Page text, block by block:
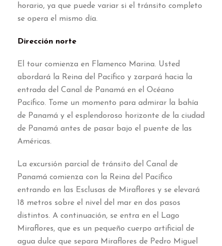
horario, ya que puede variar si el tránsito completo
se opera el mismo día.
Dirección norte
El tour comienza en Flamenco Marina. Usted
abordará la Reina del Pacífico y zarpará hacia la
entrada del Canal de Panamá en el Océano
Pacífico.
Tome un momento para admirar la bahía
de Panamá y el esplendoroso horizonte de la ciudad
de Panamá antes de pasar bajo el puente de las
Américas.
La excursión parcial de tránsito del Canal de
Panamá comienza con la Reina del Pacífico
entrando en las Esclusas de Miraflores y se elevará
18 metros sobre el nivel del mar en dos pasos
distintos. A continuación, se entra en el Lago
Miraflores, que es un pequeño cuerpo artificial de
agua dulce que separa Miraflores de Pedro Miguel